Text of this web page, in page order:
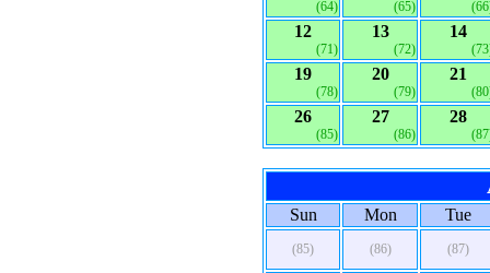
(64) (65)
12
(71)
13
(72)
14
19
(78)
20
(79)
21
26
(85)
27
(86)
28
Sun Mon Tue
(85) (86) (87)